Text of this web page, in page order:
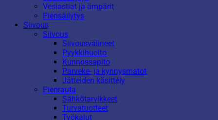
Vesiastiat ja ämpärit
Piensäilytys
Siivous
Siivous
Siivousvälineet
Pyykkihuolto
Kunnossapito
Parveke- ja kynnysmatot
Jätteiden käsittely
Pienrauta
Sähkötarvikkeet
Turvatuotteet
Työkalut